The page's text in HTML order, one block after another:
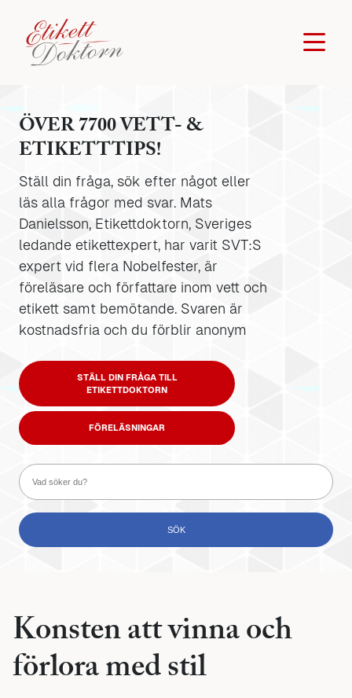
ÖVER 7700 VETT- &
ETIKETTTIPS!
Ställ din fråga, sök efter något eller
läs alla frågor med svar. Mats
Danielsson, Etikettdoktorn, Sveriges
ledande etikettexpert, har varit SVT:S
expert vid flera Nobelfester, är
föreläsare och författare inom vett och
etikett samt bemötande. Svaren är
kostnadsfria och du förblir anonym
STÄLL DIN FRÅGA TILL
ETIKETTDOKTORN
FÖRELÄSNINGAR
Konsten att vinna och
förlora med stil